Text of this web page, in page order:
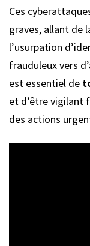
Ces
graves, allant de
l’usurpation
frauduleux vers
est essentiel de
et d’être vigilant
des actions